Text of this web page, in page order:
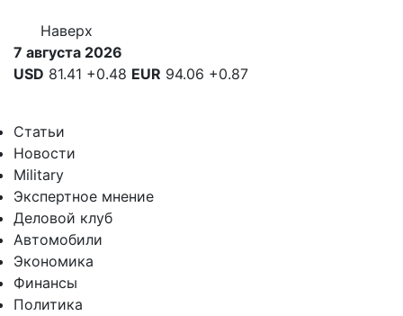
Наверх
7 августа 2026
USD 81.41 +0.48 EUR 94.06 +0.87
Статьи
Новости
Military
Экспертное мнение
Деловой клуб
Автомобили
Экономика
Финансы
Политика